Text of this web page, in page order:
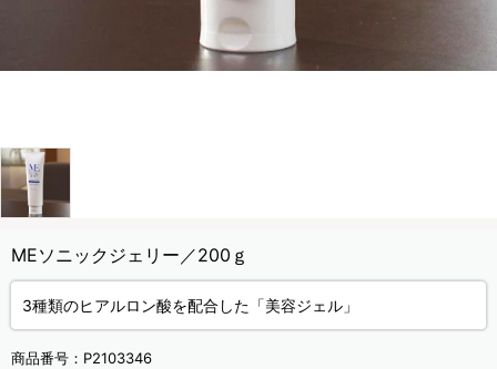
MEソニックジェリー／200ｇ
3種類のヒアルロン酸を配合した「美容ジェル」
商品番号： P2103346